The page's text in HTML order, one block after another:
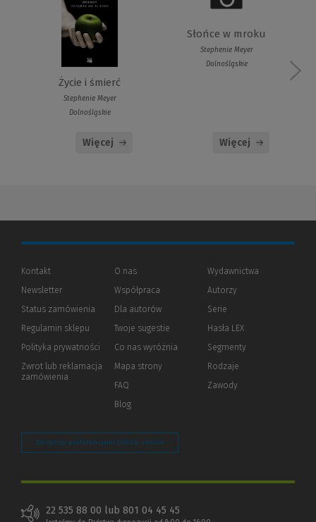
Życie i śmierć
Stephenie Meyer
Dolnośląskie
Więcej
Słońce w mroku
Stephenie Meyer
Dolnośląskie
Więcej
Kontakt
Newsletter
Status zamówienia
Regulamin sklepu
Polityka prywatności (Nowe
(Link
innej
Zwrot lub reklamacja
zamówienia
O nas
Współpraca
Dla autorów(Nowe
(Link
innej
strony)
Twoje sugestie
Co nas wyróżnia
Mapa strony
FAQ
Blog
Wydawnictwa
Autorzy
Serie
Hasła LEX
Segmenty
Rodzaje
Zawody
Zarządzaj preferencjami plików cookie
22 535 88 00 lub 801 04 45 45